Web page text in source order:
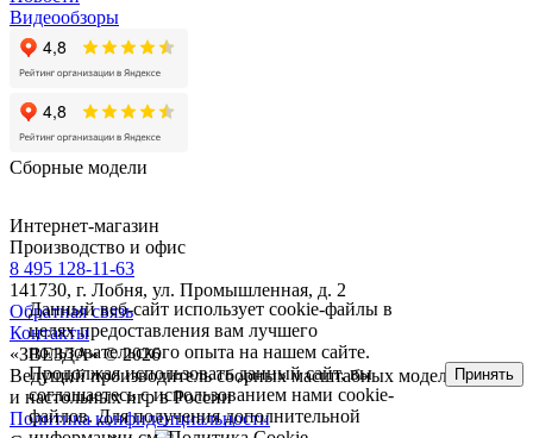
Видеообзоры
Сборные модели
Интернет-магазин
Производство и офис
8 495 128-11-63
141730, г. Лобня, ул. Промышленная, д. 2
Обратная связь
Контакты
«ЗВЕЗДА» © 2026
Ведущий производитель сборных масштабных моделей
и настольных игр в России
Политика конфиденциальности
Данный веб-сайт использует cookie-файлы в
целях предоставления вам лучшего
пользовательского опыта на нашем сайте.
Продолжая использовать данный сайт, вы
соглашаетесь с использованием нами cookie-
файлов. Для получения дополнительной
Принять